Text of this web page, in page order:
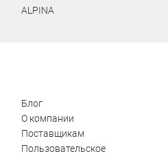
ALPINA
Блог
О компании
Поставщикам
Пользовательское